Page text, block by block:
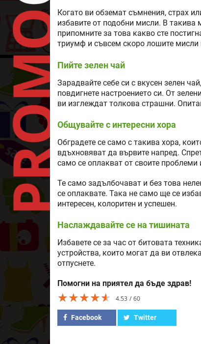
Когато ви обземат съмнения, страх
избавите от подобни мисли. В
припомните за това какво сте
триумф и съвсем скоро лошите мисли
Пийте зелен чай
Зарадвайте себе си с вкусен зелен
повдигнете настроението си. От
ви изглеждат толкова страшни.
Общувайте с интересни хора
Обградете се само с такива хора,
вдъхновяват да вървите напред.
само се оплакват от своите
Те само задълбочават и без това
се оплаквате. Така не само ще се
интересен, колоритен и успешен.
Наслаждавайте се на тишината
Избавете се за час от битовата
устройства, които могат да ви
отпуснете.
Помогни на приятел да бъде здрав!
★★★★★
★★★★★
★★★★★ 4.53 60
Facebook Twitter